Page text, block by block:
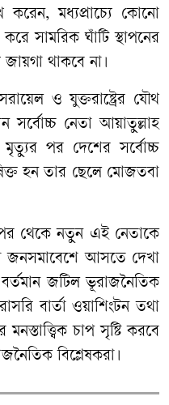
মধ্যপ্রাচ্যে কোনো
সামরিক ঘাঁটি স্থাপনের
থাকবে না।
ও যুক্তরাষ্ট্রের যৌথ
সর্বোচ্চ নেতা আয়াতুল্লাহ
পর দেশের সর্বোচ্চ
হন তার ছেলে মোজতবা
পর থেকে নতুন এই নেতাকে
জনসমাবেশে আসতে দেখা
জটিল ভূরাজনৈতিক
বার্তা ওয়াশিংটন তথা
চাপ সৃষ্টি করবে
বিশ্লেষকরা।